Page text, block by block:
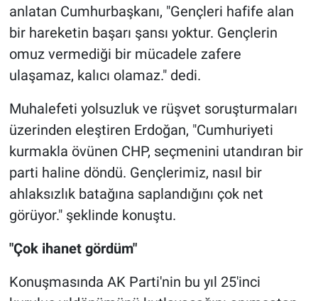
anlatan Cumhurbaşkanı, "Gençleri hafife alan
bir hareketin başarı şansı yoktur. Gençlerin
omuz vermediği bir mücadele zafere
ulaşamaz, kalıcı olamaz." dedi.
Muhalefeti yolsuzluk ve rüşvet soruşturmaları
üzerinden eleştiren Erdoğan, "Cumhuriyeti
kurmakla övünen CHP, seçmenini utandıran bir
parti haline döndü. Gençlerimiz, nasıl bir
ahlaksızlık batağına saplandığını çok net
görüyor." şeklinde konuştu.
"Çok ihanet gördüm"
Konuşmasında AK Parti'nin bu yıl 25'inci